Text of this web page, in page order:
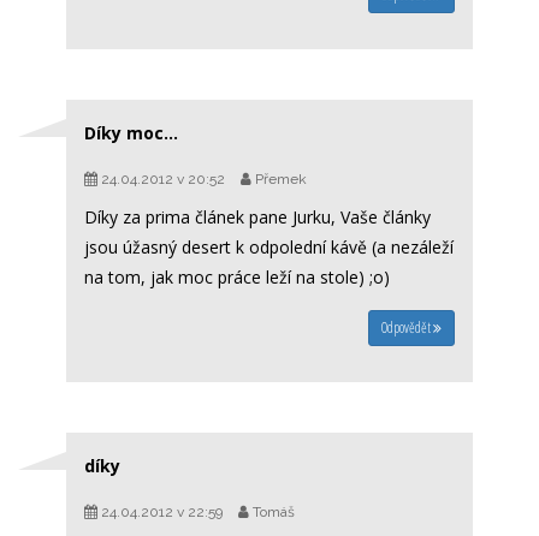
Díky moc...
24.04.2012 v 20:52 Přemek
Díky za prima článek pane Jurku, Vaše články
jsou úžasný desert k odpolední kávě (a nezáleží
na tom, jak moc práce leží na stole) ;o)
Odpovědět
díky
24.04.2012 v 22:59 Tomáš